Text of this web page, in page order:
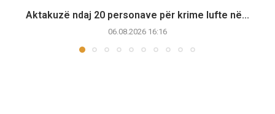
Aktakuzë ndaj 20 personave për krime lufte në...
06.08.2026 16:16